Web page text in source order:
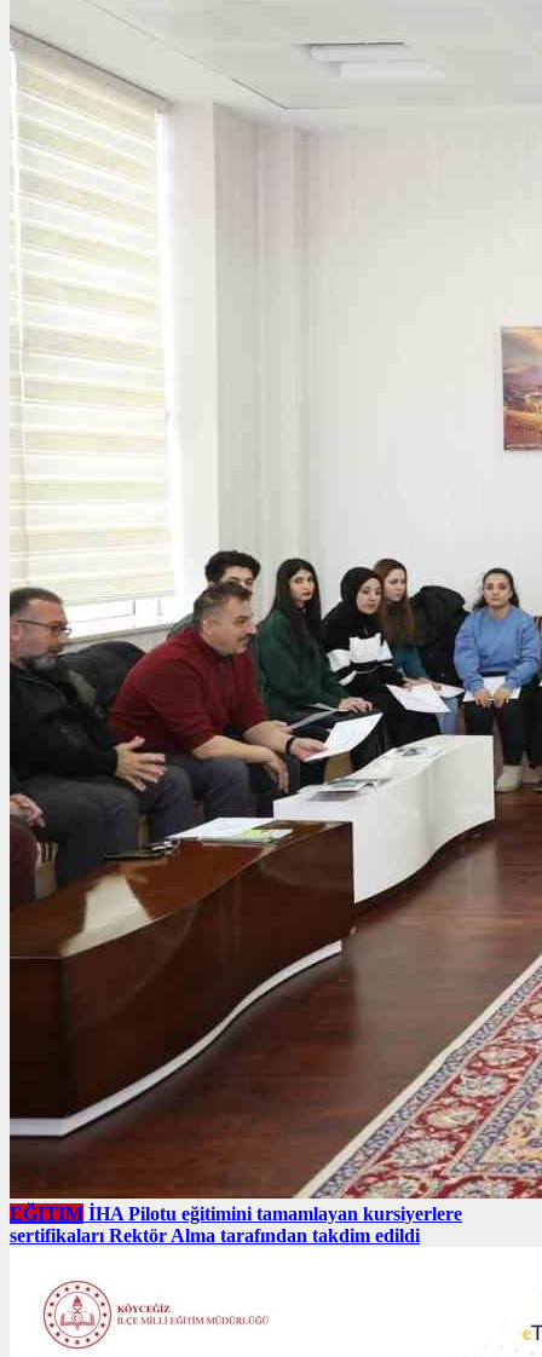
EĞITIM İHA Pilotu eğitimini tamamlayan kursiyerlere
sertifikaları Rektör Alma tarafından takdim edildi